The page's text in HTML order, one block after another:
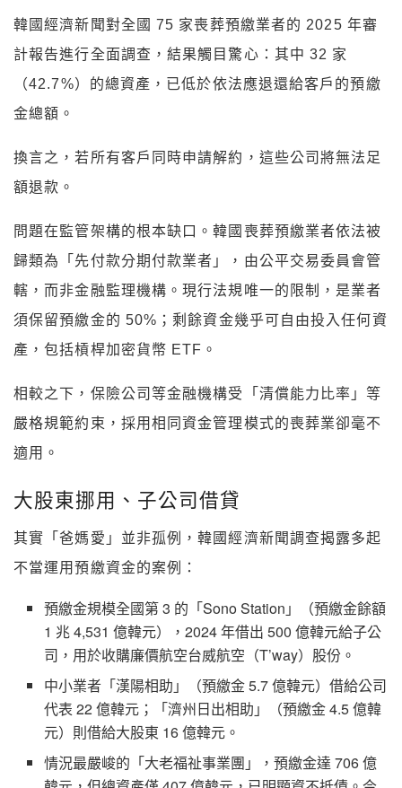
韓國經濟新聞對全國 75 家喪葬預繳業者的 2025 年審
計報告進行全面調查，結果觸目驚心：其中 32 家
（42.7%）的總資產，已低於依法應退還給客戶的預繳
金總額。
換言之，若所有客戶同時申請解約，這些公司將無法足
額退款。
問題在監管架構的根本缺口。韓國喪葬預繳業者依法被
歸類為「先付款分期付款業者」，由公平交易委員會管
轄，而非金融監理機構。現行法規唯一的限制，是業者
須保留預繳金的 50%；剩餘資金幾乎可自由投入任何資
產，包括槓桿加密貨幣 ETF。
相較之下，保險公司等金融機構受「清償能力比率」等
嚴格規範約束，採用相同資金管理模式的喪葬業卻毫不
適用。
大股東挪用、子公司借貸
其實「爸媽愛」並非孤例，韓國經濟新聞調查揭露多起
不當運用預繳資金的案例：
預繳金規模全國第 3 的「Sono Station」（預繳金餘額
1 兆 4,531 億韓元），2024 年借出 500 億韓元給子公
司，用於收購廉價航空台威航空（T’way）股份。
中小業者「漢陽相助」（預繳金 5.7 億韓元）借給公司
代表 22 億韓元；「濟州日出相助」（預繳金 4.5 億韓
元）則借給大股東 16 億韓元。
情況最嚴峻的「大老福祉事業團」，預繳金達 706 億